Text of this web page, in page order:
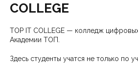
COLLEGE
TOP IT COLLEGE — колледж
Академии ТОП.
Здесь студенты учатся не только по